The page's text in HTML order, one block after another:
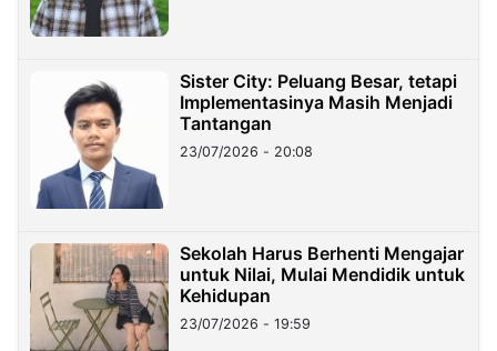
Sister City: Peluang Besar, tetapi
Implementasinya Masih Menjadi
Tantangan
23/07/2026 - 20:08
Sekolah Harus Berhenti Mengajar
untuk Nilai, Mulai Mendidik untuk
Kehidupan
23/07/2026 - 19:59